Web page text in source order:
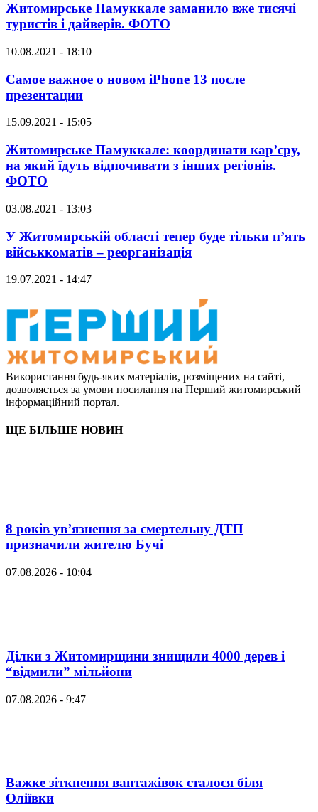
Житомирське Памуккале заманило вже тисячі
туристів і дайверів. ФОТО
10.08.2021 - 18:10
Самое важное о новом iPhone 13 после
презентации
15.09.2021 - 15:05
Житомирське Памуккале: координати кар’єру,
на який їдуть відпочивати з інших регіонів.
ФОТО
03.08.2021 - 13:03
У Житомирській області тепер буде тільки п’ять
військкоматів – реорганізація
19.07.2021 - 14:47
Використання будь-яких матеріалів, розміщених на сайті,
дозволяється за умови посилання на Перший житомирський
інформаційний портал.
ЩЕ БІЛЬШЕ НОВИН
8 років ув’язнення за смертельну ДТП
призначили жителю Бучі
07.08.2026 - 10:04
Ділки з Житомирщини знищили 4000 дерев і
“відмили” мільйони
07.08.2026 - 9:47
Важке зіткнення вантажівок сталося біля
Оліївки